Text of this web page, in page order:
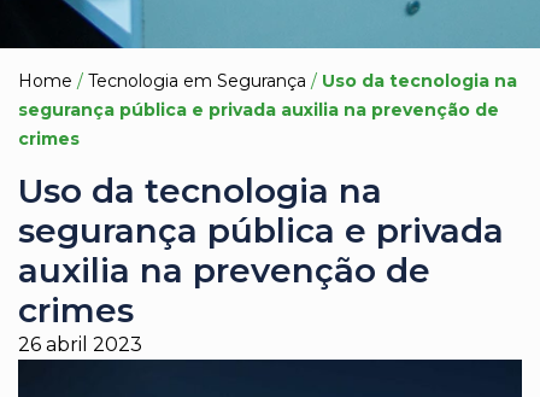
Home / Tecnologia em Segurança / Uso da tecnologia na
segurança pública e privada auxilia na prevenção de
crimes
Uso da tecnologia na
segurança pública e privada
auxilia na prevenção de
crimes
26 abril 2023